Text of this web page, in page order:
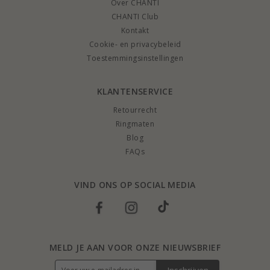
Over CHANTI
CHANTI Club
Kontakt
Cookie- en privacybeleid
Toestemmingsinstellingen
KLANTENSERVICE
Retourrecht
Ringmaten
Blog
FAQs
VIND ONS OP SOCIAL MEDIA
MELD JE AAN VOOR ONZE NIEUWSBRIEF